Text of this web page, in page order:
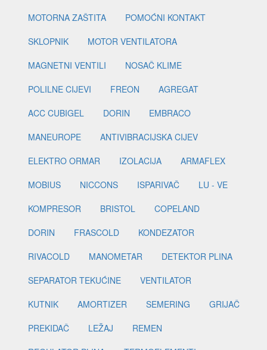
MOTORNA ZAŠTITA
POMOĆNI KONTAKT
SKLOPNIK
MOTOR VENTILATORA
MAGNETNI VENTILI
NOSAČ KLIME
POLILNE CIJEVI
FREON
AGREGAT
ACC CUBIGEL
DORIN
EMBRACO
MANEUROPE
ANTIVIBRACIJSKA CIJEV
ELEKTRO ORMAR
IZOLACIJA
ARMAFLEX
MOBIUS
NICCONS ISPARIVAČ
LU - VE
KOMPRESOR
BRISTOL
COPELAND
DORIN
FRASCOLD
KONDEZATOR
RIVACOLD
MANOMETAR
DETEKTOR PLINA
SEPARATOR TEKUĆINE
VENTILATOR
KUTNIK
AMORTIZER SEMERING
GRIJAČ
PREKIDAČ
LEŽAJ
REMEN